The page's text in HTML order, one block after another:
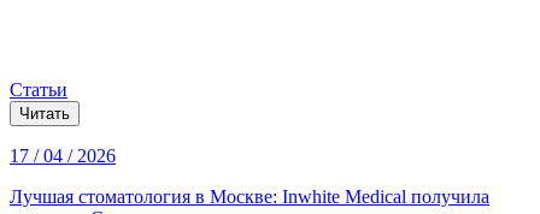
Статьи
Читать
17 / 04 / 2026
Лучшая стоматология в Москве: Inwhite Medical получила